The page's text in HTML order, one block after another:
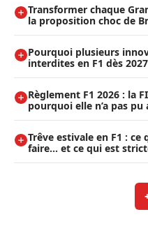
Transformer chaque
la proposition choc de
Pourquoi plusieurs
interdites en F1 dès 2027
Règlement F1 2026 : la
pourquoi elle n’a pas
Trêve estivale en F1 :
faire... et ce qui est